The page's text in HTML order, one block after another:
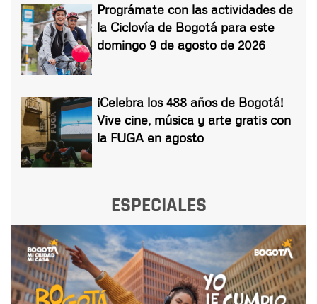
Prográmate con las actividades de
la Ciclovía de Bogotá para este
domingo 9 de agosto de 2026
¡Celebra los 488 años de Bogotá!
Vive cine, música y arte gratis con
la FUGA en agosto
ESPECIALES